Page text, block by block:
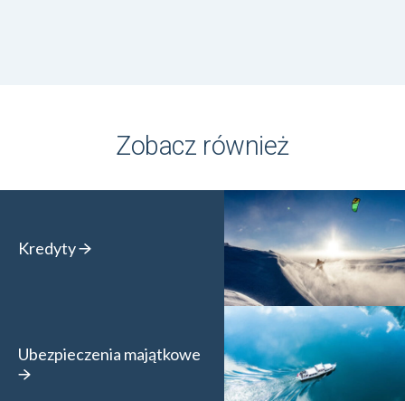
Zobacz również
Kredyty
Ubezpieczenia majątkowe